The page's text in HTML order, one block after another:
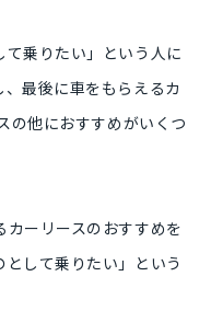
て乗りたい」という人 に
最後に車をもらえるカ
の他におすすめがいくつ
ーリースのおすすめを
して乗りたい」という